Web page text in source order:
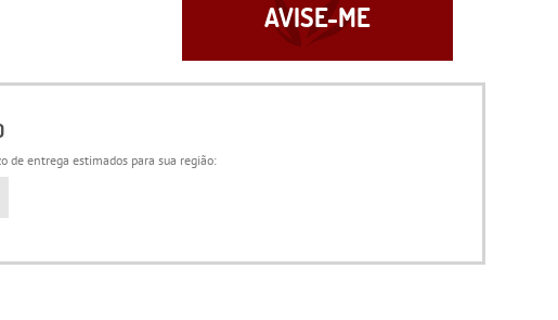
AVISE-ME
de entrega estimados para sua região: